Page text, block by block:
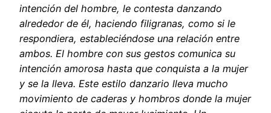
intención del hombre, le contesta danzando
alrededor de él, haciendo filigranas, como si le
respondiera, estableciéndose una relación entre
ambos. El hombre con sus gestos comunica su
intención amorosa hasta que conquista a la mujer
y se la lleva. Este estilo danzario lleva mucho
movimiento de caderas y hombros donde la mujer